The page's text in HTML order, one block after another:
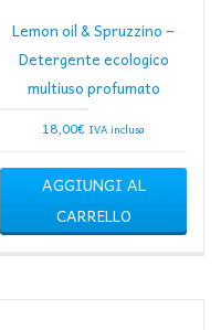
Lemon oil & Spruzzino –
Detergente ecologico
multiuso profumato
18,00€ IVA inclusa
AGGIUNGI AL
CARRELLO